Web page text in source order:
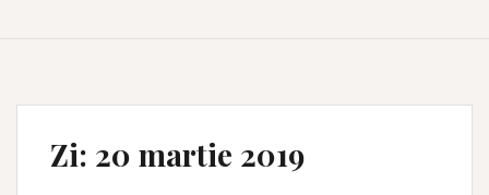
Zi: 20 martie 2019